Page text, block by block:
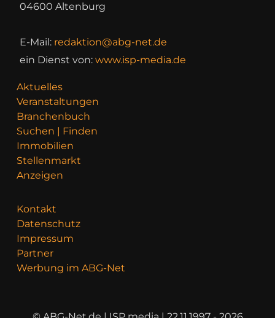
04600 Altenburg
E-Mail: redaktion@abg-net.de
ein Dienst von: www.isp-media.de
Aktuelles
Veranstaltungen
Branchenbuch
Suchen | Finden
Immobilien
Stellenmarkt
Anzeigen
Kontakt
Datenschutz
Impressum
Partner
Werbung im ABG-Net